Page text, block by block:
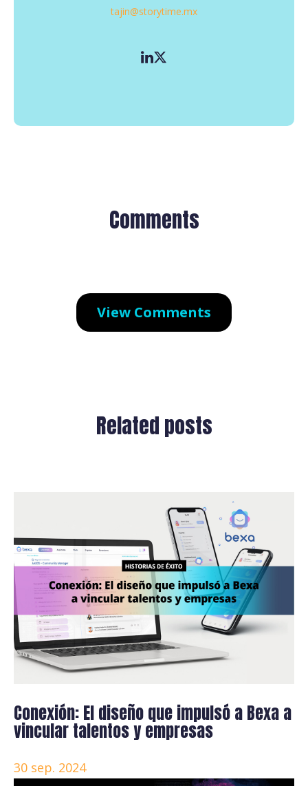
tajin@storytime.mx
Comments
View Comments
Related posts
Conexión: El diseño que impulsó a Bexa a
vincular talentos y empresas
30 sep. 2024